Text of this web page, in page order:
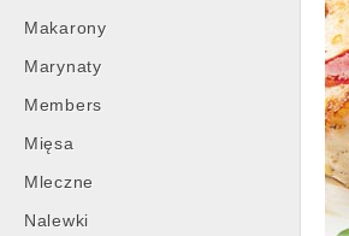
Makarony
Marynaty
Members
Mięsa
Mleczne
Nalewki